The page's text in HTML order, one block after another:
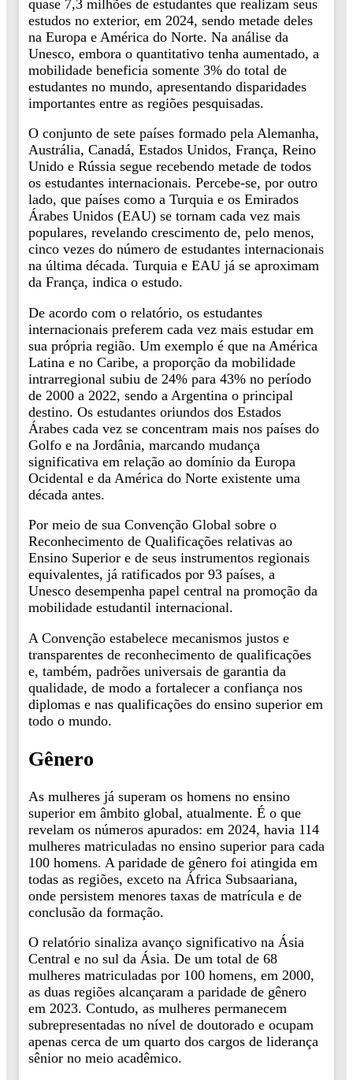
quase 7,3 milhões de estudantes que realizam seus
estudos no exterior, em 2024, sendo metade deles
na Europa e América do Norte. Na análise da
Unesco, embora o quantitativo tenha aumentado, a
mobilidade beneficia somente 3% do total de
estudantes no mundo, apresentando disparidades
importantes entre as regiões pesquisadas.
O conjunto de sete países formado pela Alemanha,
Austrália, Canadá, Estados Unidos, França, Reino
Unido e Rússia segue recebendo metade de todos
os estudantes internacionais. Percebe-se, por outro
lado, que países como a Turquia e os Emirados
Árabes Unidos (EAU) se tornam cada vez mais
populares, revelando crescimento de, pelo menos,
cinco vezes do número de estudantes internacionais
na última década. Turquia e EAU já se aproximam
da França, indica o estudo.
De acordo com o relatório, os estudantes
internacionais preferem cada vez mais estudar em
sua própria região. Um exemplo é que na América
Latina e no Caribe, a proporção da mobilidade
intrarregional subiu de 24% para 43% no período
de 2000 a 2022, sendo a Argentina o principal
destino. Os estudantes oriundos dos Estados
Árabes cada vez se concentram mais nos países do
Golfo e na Jordânia, marcando mudança
significativa em relação ao domínio da Europa
Ocidental e da América do Norte existente uma
década antes.
Por meio de sua Convenção Global sobre o
Reconhecimento de Qualificações relativas ao
Ensino Superior e de seus instrumentos regionais
equivalentes, já ratificados por 93 países, a
Unesco desempenha papel central na promoção da
mobilidade estudantil internacional.
A Convenção estabelece mecanismos justos e
transparentes de reconhecimento de qualificações
e, também, padrões universais de garantia da
qualidade, de modo a fortalecer a confiança nos
diplomas e nas qualificações do ensino superior em
todo o mundo.
Gênero
As mulheres já superam os homens no ensino
superior em âmbito global, atualmente. É o que
revelam os números apurados: em 2024, havia 114
mulheres matriculadas no ensino superior para cada
100 homens. A paridade de gênero foi atingida em
todas as regiões, exceto na África Subsaariana,
onde persistem menores taxas de matrícula e de
conclusão da formação.
O relatório sinaliza avanço significativo na Ásia
Central e no sul da Ásia. De um total de 68
mulheres matriculadas por 100 homens, em 2000,
as duas regiões alcançaram a paridade de gênero
em 2023. Contudo, as mulheres permanecem
subrepresentadas no nível de doutorado e ocupam
apenas cerca de um quarto dos cargos de liderança
sênior no meio acadêmico.